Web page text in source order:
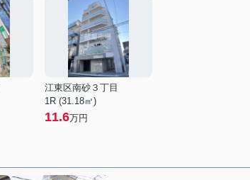
江東区南砂３丁目
1R (31.18㎡)
11.6万円